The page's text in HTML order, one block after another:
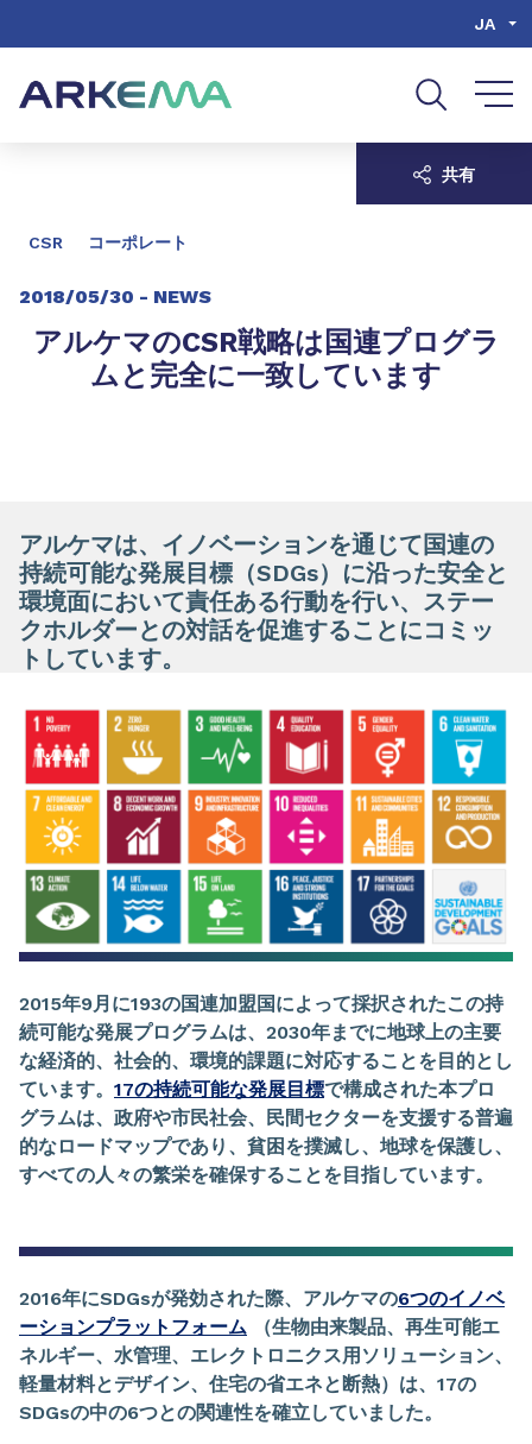
JA
CSR コーポレート
2018/05/30 - NEWS
アルケマのCSR戦略は国連プログラ
ムと完全に一致しています
共有
アルケマは、イノベーションを通じて国連の
持続可能な発展目標（SDGs）に沿った安全と
環境面において責任ある行動を行い、ステー
クホルダーとの対話を促進することにコミッ
トしています。
2015年9月に193の国連加盟国によって採択されたこの持
続可能な発展プログラムは、 2030年までに地球上の主要
な経済的、社会的、環境的課題に対応することを目的とし
ています。 17の持続可能な発展目標で構成された本プロ
グラムは、政府や市民社会、民間セクターを支援する普遍
的なロードマップであり、貧困を撲滅し、地球を保護し、
すべての人々の繁栄を確保することを目指しています。
2016年にSDGsが発効された際、アルケマの6つのイノベ
ーションプラットフォーム
（生物由来製品、再生可能エ
ネルギー、水管理、エレクトロニクス用ソリューション、
軽量材料とデザイン、住宅の省エネと断熱）は、 17の
SDGsの中の6つとの関連性を確立していました。